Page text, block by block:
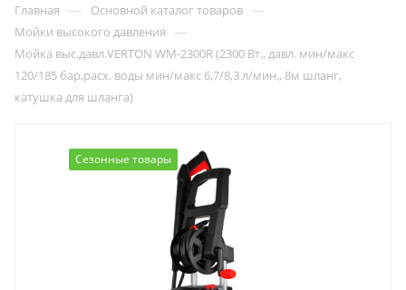
Главная — Основной каталог товаров —
Мойки высокого давления —
Мойка выс.давл.VERTON WM-2300R (2300 Вт., давл. мин/макс
120/185 бар,расх. воды мин/макс 6,7/8,3 л/мин., 8м шланг,
катушка для шланга)
Сезонные товары